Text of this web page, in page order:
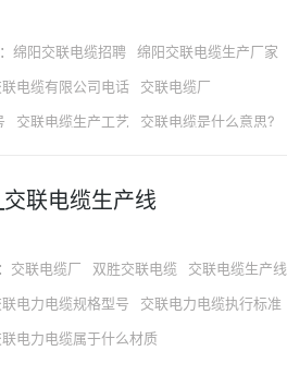
绵阳交联电缆招聘
绵阳交联电缆生产厂家
电缆有限公司电话
交联电缆厂
交联电缆生产工艺
交联电缆是什么意思?
联电缆生产线
交联电缆厂 双胜交联电缆
交联电缆生产线
联电力电缆规格型号
交联电力电缆执行标准
联电力电缆属于什么材质